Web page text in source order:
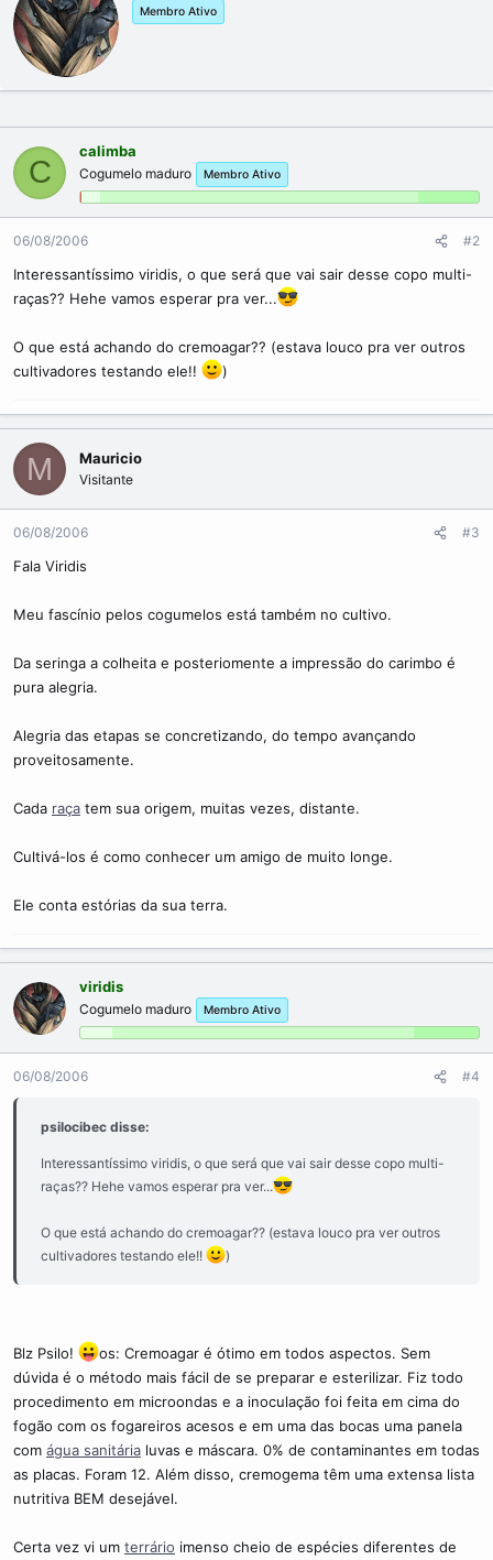
n
Membro Ativo
C
calimba
Cogumelo maduro Membro Ativo
06/08/2006 #2
Interessantíssimo viridis, o que será que vai sair desse copo multi-
raças?? Hehe vamos esperar pra ver...
O que está achando do cremoagar?? (estava louco pra ver outros
cultivadores testando ele!!
)
M Mauricio
Visitante
06/08/2006 #3
Fala Viridis
Meu fascínio pelos cogumelos está também no cultivo.
Da seringa a colheita e posteriomente a impressão do carimbo é
pura alegria.
Alegria das etapas se concretizando, do tempo avançando
proveitosamente.
Cada raça tem sua origem, muitas vezes, distante.
Cultivá-los é como conhecer um amigo de muito longe.
Ele conta estórias da sua terra.
viridis
Cogumelo maduro Membro Ativo
06/08/2006 #4
psilocibec disse:
Interessantíssimo viridis, o que será que vai sair desse copo multi-
raças?? Hehe vamos esperar pra ver...
O que está achando do cremoagar?? (estava louco pra ver outros
cultivadores testando ele!!
)
Blz Psilo!
os: Cremoagar é ótimo em todos aspectos. Sem
dúvida é o método mais fácil de se preparar e esterilizar. Fiz todo
procedimento em microondas e a inoculação foi feita em cima do
fogão com os fogareiros acesos e em uma das bocas uma panela
com água sanitária luvas e máscara. 0% de contaminantes em todas
as placas. Foram 12. Além disso, cremogema têm uma extensa lista
nutritiva BEM desejável.
Certa vez vi um terrário imenso cheio de espécies diferentes de